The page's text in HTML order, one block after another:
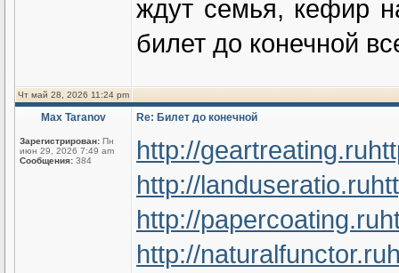
ждут семья, кефир
билет до конечной
Чт май 28, 2026 11:24 pm
Max Taranov
Зарегистрирован: Пн
июн 29, 2026 7:49 am
Сообщения: 384
Re: Билет до конечной
http://geartreating.ru
http://landuseratio.ru
http://papercoating.ru
http://naturalfunctor.ru